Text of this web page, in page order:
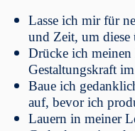
Lasse ich mir für
und Zeit, um diese
Drücke ich
Gestaltungskraft
Baue ich
auf, bevor ich
Lauern in meiner